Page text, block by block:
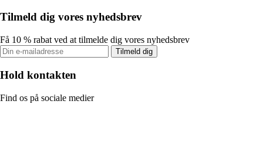
Tilmeld dig vores nyhedsbrev
Få 10 % rabat ved at tilmelde dig vores nyhedsbrev
Tilmeld dig
Hold kontakten
Find os på sociale medier